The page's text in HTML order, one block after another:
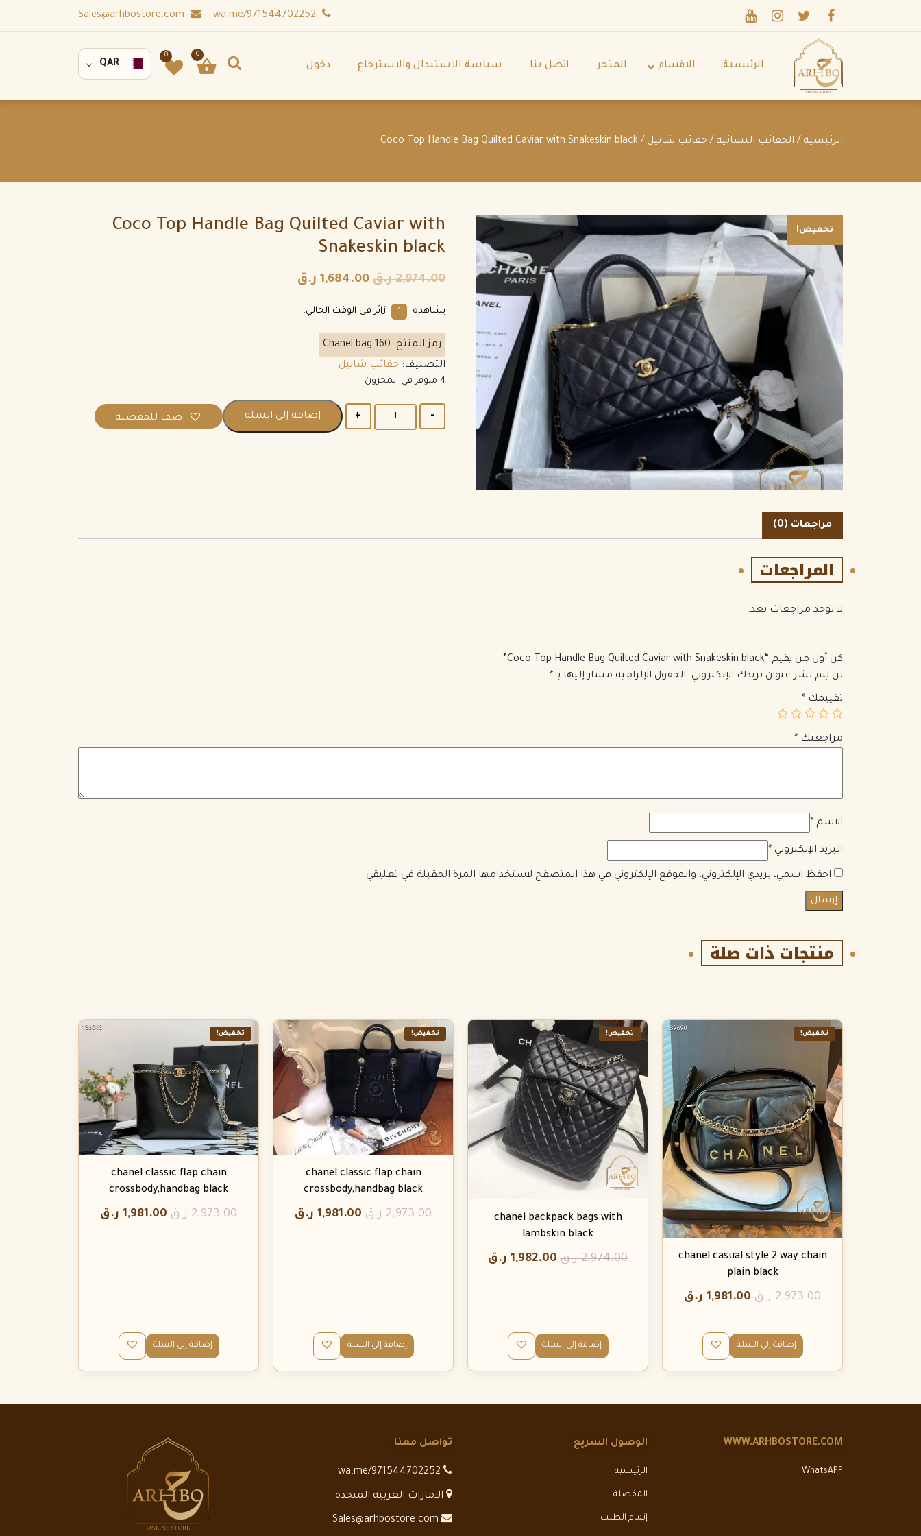
الرئيسية الاقسام المتجر اتصل بنا سياسة الاستبدال والاسترجاع دخول
0
0
QAR
الرئيسية / الحقائب النسائية / حقائب شانيل / Coco Top Handle Bag Quilted Caviar with Snakeskin black
تخفيض!
Coco Top Handle Bag Quilted Caviar with
Snakeskin black
2,974.00 ر.ق 1,684.00 ر.ق
يشاهده 9 زائر فى الوقت الحالي.
رمز المنتج: Chanel bag 160
التصنيف: حقائب شانيل
4 متوفر في المخزون
إضافة إلى السلة اضف للمفضلة
مراجعات (0)
المراجعات
لا توجد مراجعات بعد.
كن أول من يقيم “Coco Top Handle Bag Quilted Caviar with Snakeskin black”
لن يتم نشر عنوان بريدك الإلكتروني. الحقول الإلزامية مشار إليها بـ *
تقييمك *
مراجعتك *
الاسم *
البريد الإلكتروني *
احفظ اسمي، بريدي الإلكتروني، والموقع الإلكتروني في هذا المتصفح لاستخدامها المرة المقبلة في تعليقي.
منتجات ذات صلة
تخفيض!
chanel casual style 2 way chain
plain black
2,973.00 ر.ق 1,981.00 ر.ق
إضافة إلى السلة
تخفيض!
chanel backpack bags with
lambskin black
2,974.00 ر.ق 1,982.00 ر.ق
إضافة إلى السلة
تخفيض!
chanel classic flap chain
crossbody,handbag black
2,973.00 ر.ق 1,981.00 ر.ق
إضافة إلى السلة
تخفيض!
chanel classic flap chain
crossbody,handbag black
2,973.00 ر.ق 1,981.00 ر.ق
إضافة إلى السلة
WWW.ARHBOSTORE.COM
WhatsAPP
الوصول السريع
الرئيسية
المفضلة
إتمام الطلب
تواصل معنا
الامارات العربية المتحدة